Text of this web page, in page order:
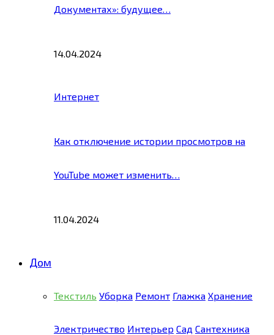
Документах»: будущее…
14.04.2024
Интернет
Как отключение истории просмотров на
YouTube может изменить…
11.04.2024
Дом
Текстиль Уборка Ремонт Глажка Хранение
Электричество Интерьер Сад Сантехника